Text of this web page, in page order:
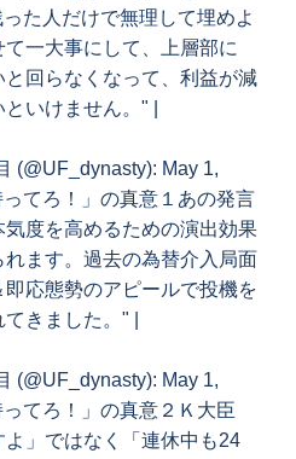
た人だけで無理して埋めよ
一大事にして、上層部に
と回らなくなって、利益が減
いけません。" |
(@UF_dynasty): May 1,
てろ！」の真意１あの発言
度を高めるための演出効果
ます。過去の為替介入局面
応態勢のアピールで投機を
きました。" |
(@UF_dynasty): May 1,
てろ！」の真意２Ｋ大臣
」ではなく「連休中も24